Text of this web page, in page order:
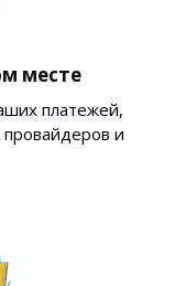
месте
платежей,
и